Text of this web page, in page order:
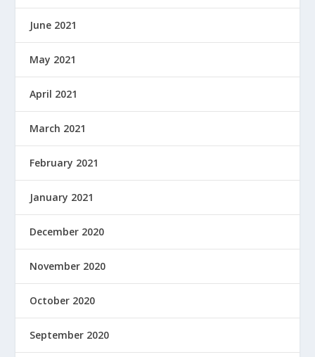
June 2021
May 2021
April 2021
March 2021
February 2021
January 2021
December 2020
November 2020
October 2020
September 2020